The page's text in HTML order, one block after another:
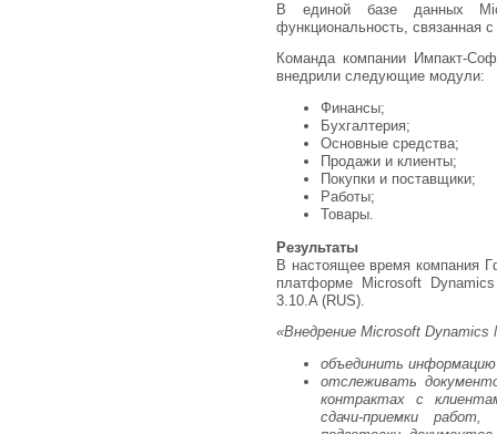
В единой базе данных
функциональность,
Команда компании Импакт-
внедрили следующие модули:
Финансы;
Бухгалтерия;
Основные средства;
Продажи и клиенты;
Покупки и поставщики;
Работы;
Товары.
Результаты
В настоящее время компания
платформе Microsoft
3.10.A (RUS).
«Внедрение Microsoft Dynamics
объединить
отслеживать
контрактах с
сдачи-приемки работ,